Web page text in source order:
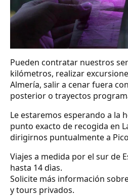
Pueden contratar nuestros
kilómetros, realizar
Almería, salir a cenar fuera
posterior o trayectos
Le estaremos esperando a la
punto exacto de recogida en
dirigirnos puntualmente a
Viajes a medida por el sur de
hasta 14 dìas.
Solicite más información
y tours privados.